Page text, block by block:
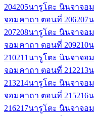
204205นารูโตะ นินจาจอ
จอมคาถา ตอนที่ 206207
207208นารูโตะ นินจาจอ
จอมคาถา ตอนที่ 209210
210211 นารูโตะ นินจาจอ
จอมคาถา ตอนที่ 212213
213214นารูโตะ นินจาจอ
จอมคาถา ตอนที่ 215216
216217นารูโตะ นินจาจอ